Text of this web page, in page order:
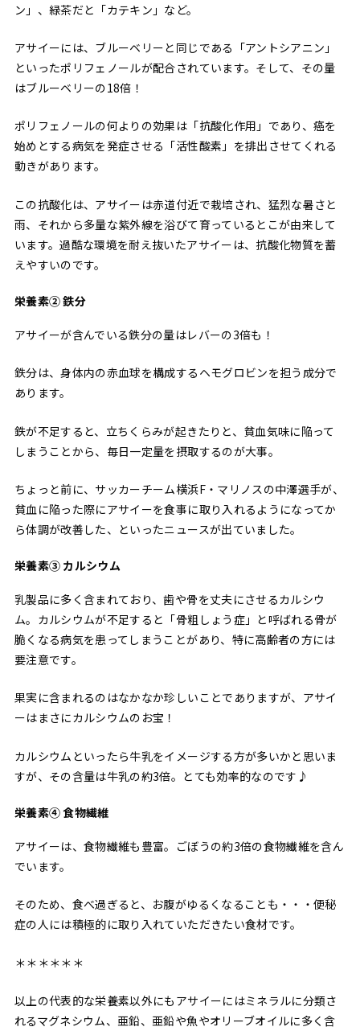
ン」、緑茶だと「カテキン」など。
アサイーには、ブルーベリーと同じである「アントシアニン」
といったポリフェノールが配合されています。そして、その量
はブルーベリーの18倍！
ポリフェノールの何よりの効果は「抗酸化作用」であり、癌を
始めとする病気を発症させる「活性酸素」を排出させてくれる
動きがあります。
この抗酸化は、アサイーは赤道付近で栽培され、猛烈な暑さと
雨、それから多量な紫外線を浴びて育っているとこが由来して
います。過酷な環境を耐え抜いたアサイーは、抗酸化物質を蓄
えやすいのです。
栄養素② 鉄分
アサイーが含んでいる鉄分の量はレバーの3倍も！
鉄分は、身体内の赤血球を構成するヘモグロビンを担う成分で
あります。
鉄が不足すると、立ちくらみが起きたりと、貧血気味に陥って
しまうことから、毎日一定量を摂取するのが大事。
ちょっと前に、サッカーチーム横浜F・マリノスの中澤選手が、
貧血に陥った際にアサイーを食事に取り入れるようになってか
ら体調が改善した、といったニュースが出ていました。
栄養素③ カルシウム
乳製品に多く含まれており、歯や骨を丈夫にさせるカルシウ
ム。カルシウムが不足すると「骨粗しょう症」と呼ばれる骨が
脆くなる病気を患ってしまうことがあり、特に高齢者の方には
要注意です。
果実に含まれるのはなかなか珍しいことでありますが、アサイ
ーはまさにカルシウムのお宝！
カルシウムといったら牛乳をイメージする方が多いかと思いま
すが、その含量は牛乳の約3倍。とても効率的なのです♪
栄養素④ 食物繊維
アサイーは、食物繊維も豊富。ごぼうの約3倍の食物繊維を含ん
でいます。
そのため、食べ過ぎると、お腹がゆるくなることも・・・便秘
症の人には積極的に取り入れていただきたい食材です。
＊＊＊＊＊＊
以上の代表的な栄養素以外にもアサイーにはミネラルに分類さ
れるマグネシウム、亜鉛、亜鉛や魚やオリーブオイルに多く含